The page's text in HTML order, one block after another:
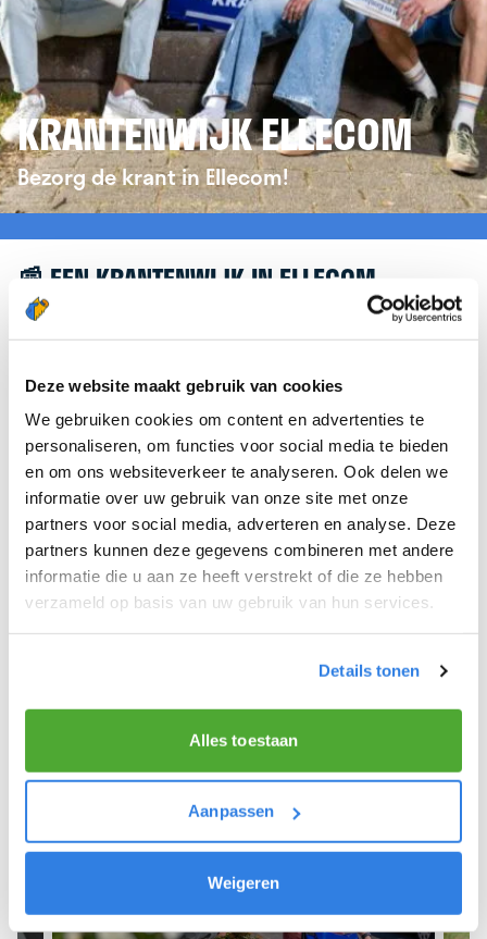
Deze website maakt gebruik van cookies
We gebruiken cookies om content en advertenties te
personaliseren, om functies voor social media te bieden
en om ons websiteverkeer te analyseren. Ook delen we
informatie over uw gebruik van onze site met onze
partners voor social media, adverteren en analyse. Deze
partners kunnen deze gegevens combineren met andere
informatie die u aan ze heeft verstrekt of die ze hebben
verzameld op basis van uw gebruik van hun services.
Details tonen
Alles toestaan
Aanpassen
Weigeren
KRANTENWIJK ELLECOM
Bezorg de krant in Ellecom!
📰 EEN KRANTENWIJK IN ELLECOM
Leuk dat je geïnteresseerd bent in een
verwijzen we je graag door naar de website van
krantenbezorgen.nl . Daar kun je je eenvoudig
aanmelden om de krant te bezorgen in Ellecom.
We hopen dat je snel aan de slag kunt en wensen
je veel succes! 🚴‍♂️💨
Meld je aan als krantenbezorger!